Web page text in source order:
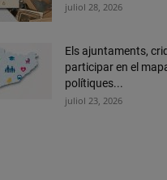
juliol 28, 2026
Els ajuntaments,
participar en el
polítiques...
juliol 23, 2026